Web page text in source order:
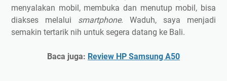
menyalakan mobil, membuka dan menutup mobil, bisa
diakses melalui smartphone. Waduh, saya menjadi
semakin tertarik nih untuk segera datang ke Bali.
Baca juga: Review HP Samsung A50